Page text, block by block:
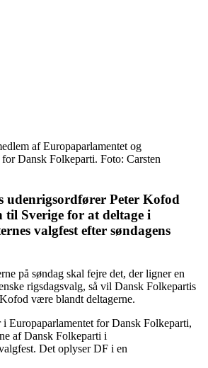
af Europaparlamentet og
Dansk Folkeparti. Foto: Carsten
udenrigsordfører Peter Kofod
til Sverige for at deltage i
valgfest efter søndagens
på søndag skal fejre det, der ligner en
rigsdagsvalg, så vil Dansk Folkepartis
være blandt deltagerne.
Europaparlamentet for Dansk Folkeparti,
af Dansk Folkeparti i
Det oplyser DF i en